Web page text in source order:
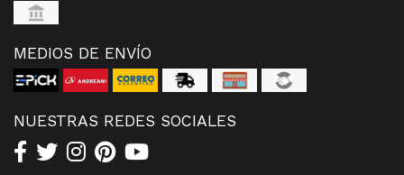
MEDIOS DE ENVÍO
NUESTRAS REDES SOCIALES